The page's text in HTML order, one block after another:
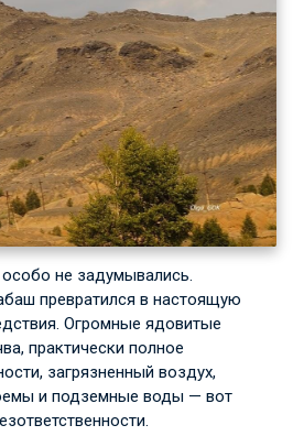
не задумывались.
превратился в настоящую
Огромные ядовитые
практически полное
загрязненный воздух,
и подземные воды — вот